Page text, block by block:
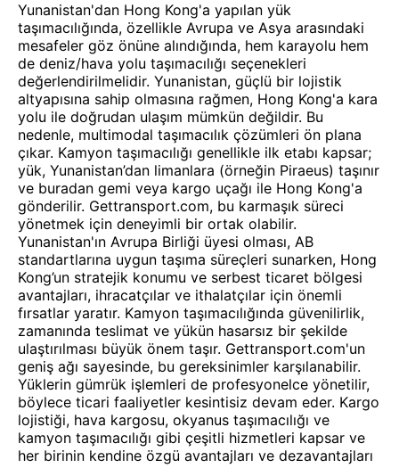
Yunanistan'dan Hong Kong'a yapılan yük
taşımacılığında, özellikle Avrupa ve Asya arasındaki
mesafeler göz önüne alındığında, hem karayolu hem
de deniz/hava yolu taşımacılığı seçenekleri
değerlendirilmelidir. Yunanistan, güçlü bir lojistik
altyapısına sahip olmasına rağmen, Hong Kong'a kara
yolu ile doğrudan ulaşım mümkün değildir. Bu
nedenle, multimodal taşımacılık çözümleri ön plana
çıkar. Kamyon taşımacılığı genellikle ilk etabı kapsar;
yük, Yunanistan’dan limanlara (örneğin Piraeus) taşınır
ve buradan gemi veya kargo uçağı ile Hong Kong'a
gönderilir. Gettransport.com, bu karmaşık süreci
yönetmek için deneyimli bir ortak olabilir.
Yunanistan'ın Avrupa Birliği üyesi olması, AB
standartlarına uygun taşıma süreçleri sunarken, Hong
Kong’un stratejik konumu ve serbest ticaret bölgesi
avantajları, ihracatçılar ve ithalatçılar için önemli
fırsatlar yaratır. Kamyon taşımacılığında güvenilirlik,
zamanında teslimat ve yükün hasarsız bir şekilde
ulaştırılması büyük önem taşır. Gettransport.com'un
geniş ağı sayesinde, bu gereksinimler karşılanabilir.
Yüklerin gümrük işlemleri de profesyonelce yönetilir,
böylece ticari faaliyetler kesintisiz devam eder. Kargo
lojistiği, hava kargosu, okyanus taşımacılığı ve
kamyon taşımacılığı gibi çeşitli hizmetleri kapsar ve
her birinin kendine özgü avantajları ve dezavantajları